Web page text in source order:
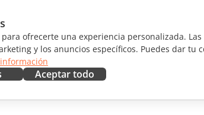
ofrecerte una experiencia personalizada.
y los anuncios específicos. Puedes dar tu
Aceptar todo